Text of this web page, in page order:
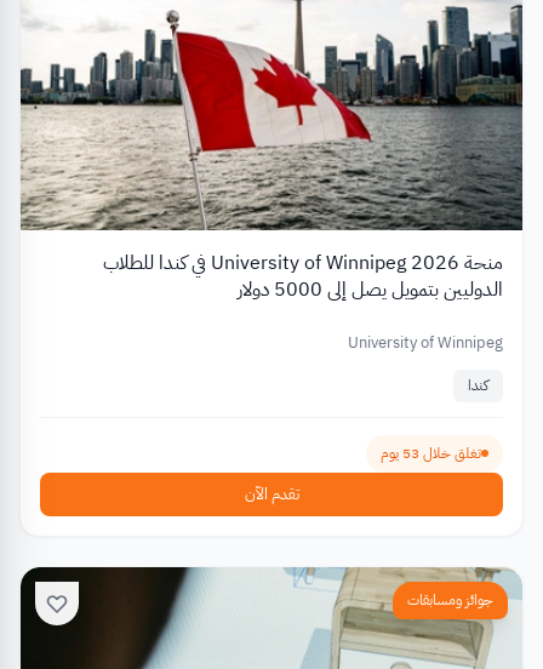
منحة University of Winnipeg 2026 في كندا للطلاب
الدوليين بتمويل يصل إلى 5000 دولار
University of Winnipeg
كندا
تغلق خلال 53 يوم
تقدم الآن
جوائز ومسابقات